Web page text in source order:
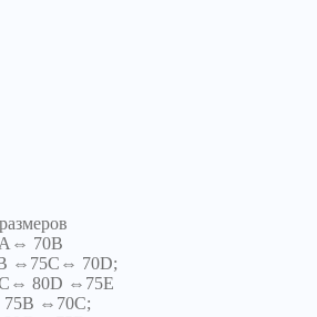
70B
⇔75C⇔ 70D;
80D ⇔75E
⇔70C;